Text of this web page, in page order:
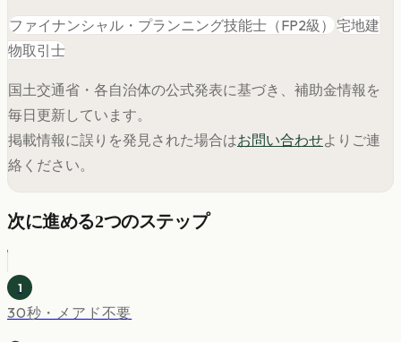
ファイナンシャル・プランニング技能士（FP2級）宅地建
物取引士
国土交通省・各自治体の公式発表に基づき、補助金情報を
毎日更新しています。
掲載情報に誤りを発見された場合はお問い合わせよりご連
絡ください。
次に進める2つのステップ
1
30秒・メアド不要